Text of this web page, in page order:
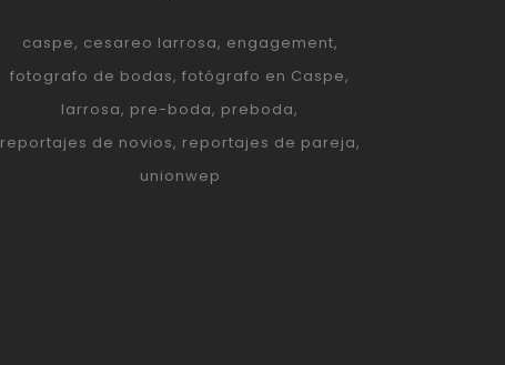
caspe cesareo larrosa engagement
fotografo de bodas fotógrafo en Caspe
larrosa pre-boda preboda
reportajes de novios reportajes de pareja
unionwep